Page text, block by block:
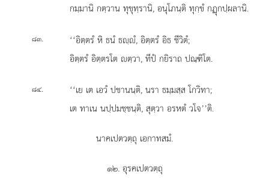
กมฺมานิ กตฺวาน ทุขุทฺรานิ, อนุโภนฺติ ทุกฺขํ กฏุกปฺผลานิ.
๘๓.
‘‘อิตฺตรํ หิ ธนํ ธฺํ, อิตฺตรํ อิธ ชีวิตํ;
อิตฺตรํ อิตฺตรโต ตฺวา, ทีปํ กยิราถ ปณฺฑิโต.
๘๔.
‘‘เย เต เอวํ ปชานนฺติ, นรา ธมฺมสฺส โกวิทา;
เต ทาเน นปฺปมชฺชนฺติ, สุตฺวา อรหตํ วโจ’’ติ.
นาคเปตวตฺถุ เอกาทสมํ.
๑๒. อุรคเปตวตฺถุ